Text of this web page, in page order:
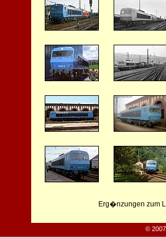
Erg�nzungen zum
©